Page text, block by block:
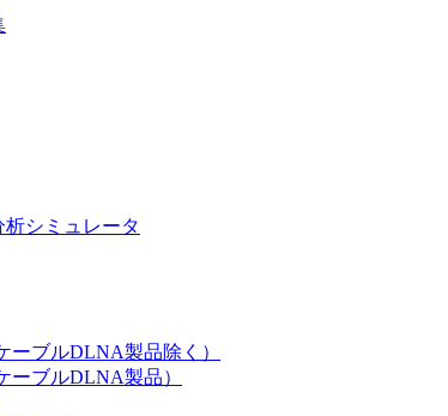
シミュレータ
ーブルDLNA製品除く）
ーブルDLNA製品）